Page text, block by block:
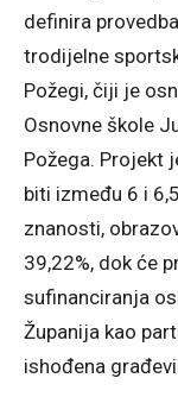
definira
trodijelne
Požegi, čiji je
Osnovne škole
Požega. Projekt
biti između 6 i
znanosti,
39,22%, dok će
sufinanciranja
Županija kao
ishođena